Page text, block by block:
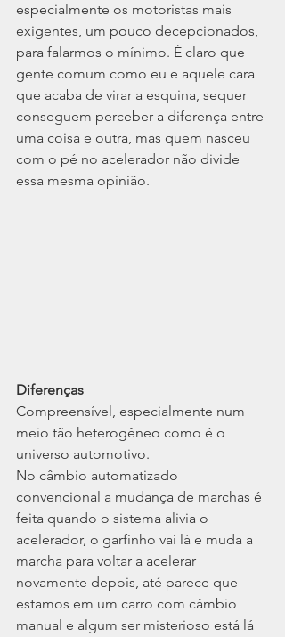
especialmente os motoristas mais
exigentes, um pouco decepcionados,
para falarmos o mínimo. É claro que
gente comum como eu e aquele cara
que acaba de virar a esquina, sequer
conseguem perceber a diferença entre
uma coisa e outra, mas quem nasceu
com o pé no acelerador não divide
essa mesma opinião.
Diferenças
Compreensível, especialmente num
meio tão heterogêneo como é o
universo automotivo.
No câmbio automatizado
convencional a mudança de marchas é
feita quando o sistema alivia o
acelerador, o garfinho vai lá e muda a
marcha para voltar a acelerar
novamente depois, até parece que
estamos em um carro com câmbio
manual e algum ser misterioso está lá